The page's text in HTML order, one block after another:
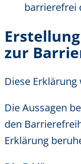
barrierefrei
zur
Diese
Die Aussagen
den
Erklärung